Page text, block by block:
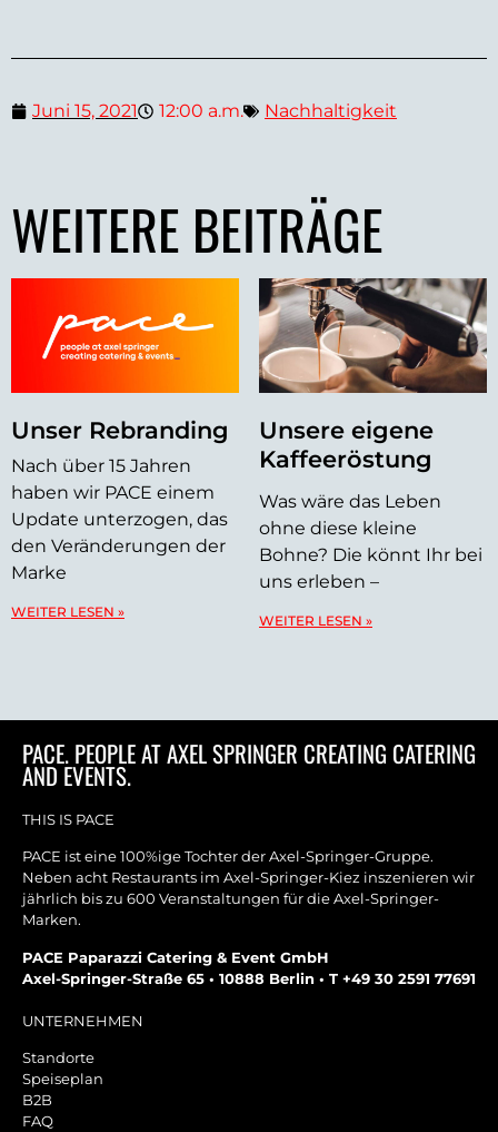
Juni 15, 2021 12:00 a.m. Nachhaltigkeit
WEITERE BEITRÄGE
Unser Rebranding
Nach über 15 Jahren
haben wir PACE einem
Update unterzogen, das
den Veränderungen der
Marke
WEITER LESEN »
Unsere eigene
Kaffeeröstung
Was wäre das Leben
ohne diese kleine
Bohne? Die könnt Ihr bei
uns erleben –
WEITER LESEN »
PACE. PEOPLE AT AXEL SPRINGER CREATING CATERING
AND EVENTS.
THIS IS PACE
PACE ist eine 100%ige Tochter der Axel-Springer-Gruppe.
Neben acht Restaurants im Axel-Springer-Kiez inszenieren wir
jährlich bis zu 600 Veranstaltungen für die Axel-Springer-
Marken.
PACE Paparazzi Catering & Event GmbH
Axel-Springer-Straße 65 • 10888 Berlin • T +49 30 2591 77691
UNTERNEHMEN
Standorte
Speiseplan
B2B
FAQ